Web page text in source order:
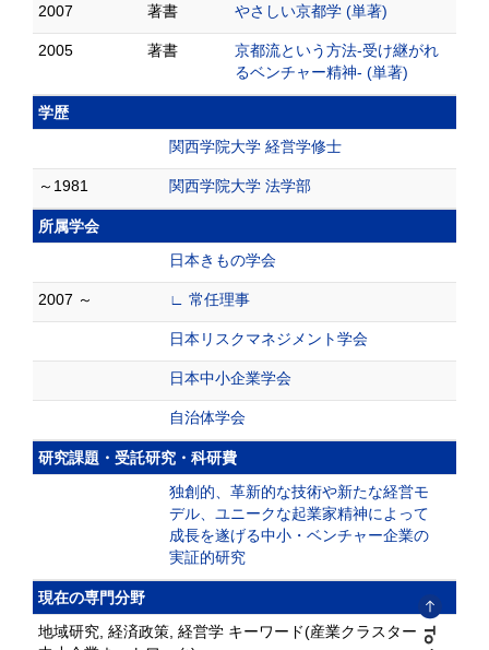
2007 著書 やさしい京都学 (単著)
2005 著書
京都流という方法‐受け継がれ
るベンチャー精神‐ (単著)
学歴
関西学院大学 経営学修士
～1981 関西学院大学 法学部
所属学会
日本きもの学会
2007 ～ ∟ 常任理事
日本リスクマネジメント学会
日本中小企業学会
自治体学会
研究課題・受託研究・科研費
独創的、革新的な技術や新たな経営モ
デル、ユニークな起業家精神によって
成長を遂げる中小・ベンチャー企業の
実証的研究
現在の専門分野
地域研究, 経済政策, 経営学 キーワード(産業クラスター